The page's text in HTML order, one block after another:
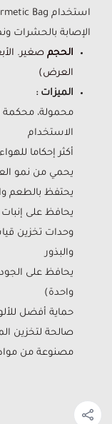
الإصابة بالحشرات
الحجم
العرض)
الميزات :
محمولة، محكمة
الاستخدام
أكثر إحكاما للهواء بمقدار 500 مرة
يحمي من نمو
يحتفظ بالطعم
يحافظ على إنبات
وحدات تخزين
والبذور
يحافظ على
واحدة)
حماية أفضل
صالحة لتخزين
مصنوعة من